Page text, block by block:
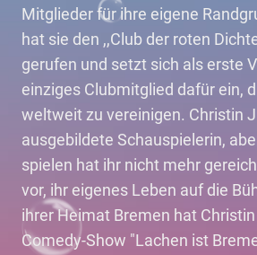
Mitglieder für ihre eigene
hat sie den ,,Club der roten
gerufen und setzt sich als erste
einziges Clubmitglied dafür ein,
weltweit zu vereinigen. Christin
ausgebildete Schauspielerin,
spielen hat ihr nicht mehr
vor, ihr eigenes Leben auf die
ihrer Heimat Bremen hat
Comedy-Show "Lachen ist